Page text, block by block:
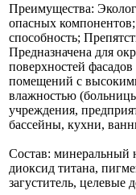
Преимущества:
опасных
способность;
Предназначена для
поверхностей
помещений c
влажностью
учреждения,
бассейны, кухни,
Состав: минеральный
диоксид титана,
загуститель, целевые